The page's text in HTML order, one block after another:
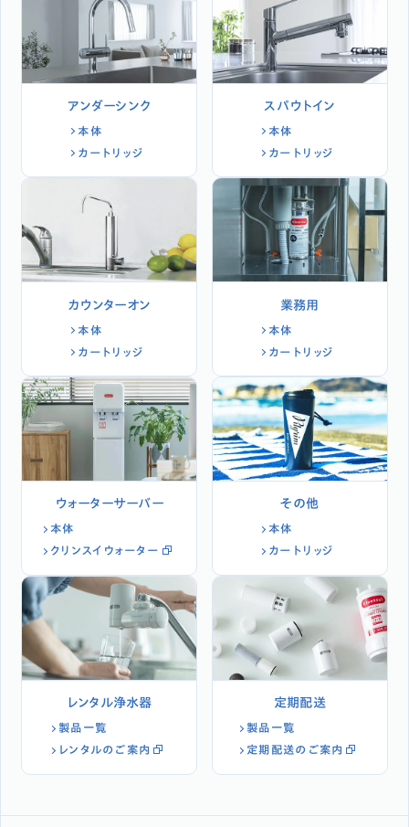
アンダーシンク
本体
カートリッジ
スパウトイン
本体
カートリッジ
カウンターオン
本体
カートリッジ
業務用
本体
カートリッジ
ウォーターサーバー
本体
クリンスイウォーター
その他
本体
カートリッジ
レンタル浄水器
製品一覧
レンタルのご案内
定期配送
製品一覧
定期配送のご案内